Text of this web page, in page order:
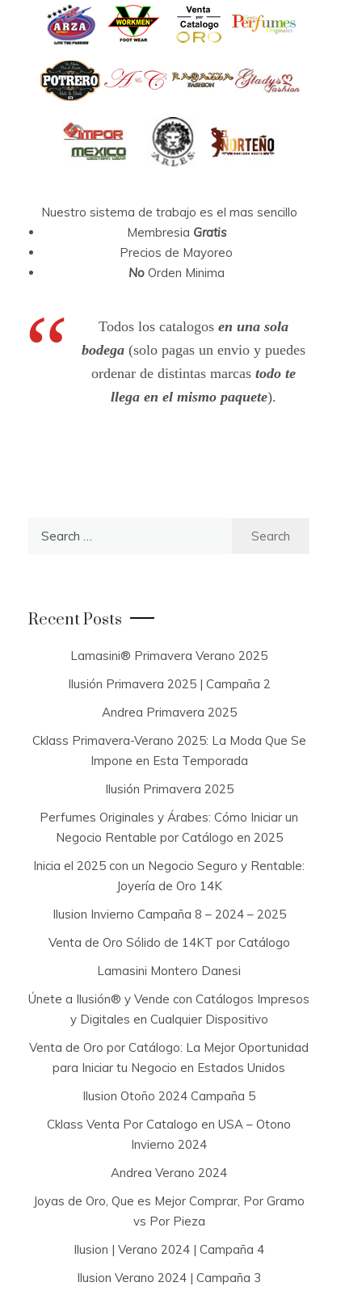
Nuestro sistema de trabajo es el mas sencillo
Membresia Gratis
Precios de Mayoreo
NoOrden Minima
Todos los catalogos en una sola
bodega (solo pagas un envio y puedes
ordenar de distintas marcastodo te
llega en el mismo paquete).
r
:
Recent Posts
Lamasini® Primavera Verano 2025
Ilusión Primavera 2025 | Campaña 2
Andrea Primavera 2025
Cklass Primavera-Verano 2025: La Moda Que Se
Impone en Esta Temporada
Ilusión Primavera 2025
Perfumes Originales y Árabes: Cómo Iniciar un
Negocio Rentable por Catálogo en 2025
Inicia el 2025 con un Negocio Seguro y Rentable:
Joyería de Oro 14K
Ilusion Invierno Campaña 8 – 2024 – 2025
Venta de Oro Sólido de 14KT por Catálogo
Lamasini Montero Danesi
Únete a Ilusión® y Vende con Catálogos Impresos
y Digitales en Cualquier Dispositivo
Venta de Oro por Catálogo: La Mejor Oportunidad
para Iniciar tu Negocio en Estados Unidos
Ilusion Otoño 2024 Campaña 5
Cklass Venta Por Catalogo en USA – Otono
Invierno 2024
Andrea Verano 2024
Joyas de Oro, Que es Mejor Comprar, Por Gramo
vs Por Pieza
Ilusion | Verano 2024 | Campaña 4
Ilusion Verano 2024 | Campaña 3